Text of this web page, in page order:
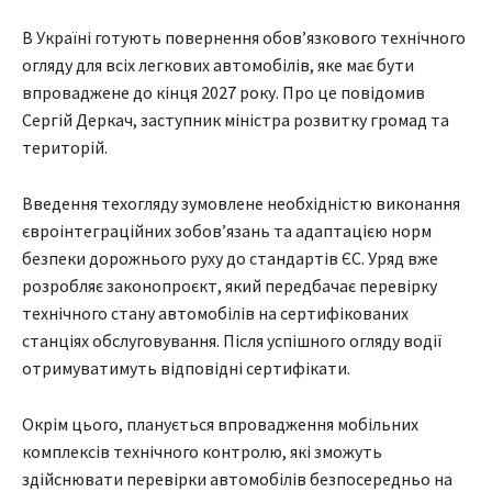
В Україні готують повернення обов’язкового технічного
огляду для всіх легкових автомобілів, яке має бути
впроваджене до кінця 2027 року. Про це повідомив
Сергій Деркач, заступник міністра розвитку громад та
територій.
Введення техогляду зумовлене необхідністю виконання
євроінтеграційних зобов’язань та адаптацією норм
безпеки дорожнього руху до стандартів ЄС. Уряд вже
розробляє законопроєкт, який передбачає перевірку
технічного стану автомобілів на сертифікованих
станціях обслуговування. Після успішного огляду водії
отримуватимуть відповідні сертифікати.
Окрім цього, планується впровадження мобільних
комплексів технічного контролю, які зможуть
здійснювати перевірки автомобілів безпосередньо на